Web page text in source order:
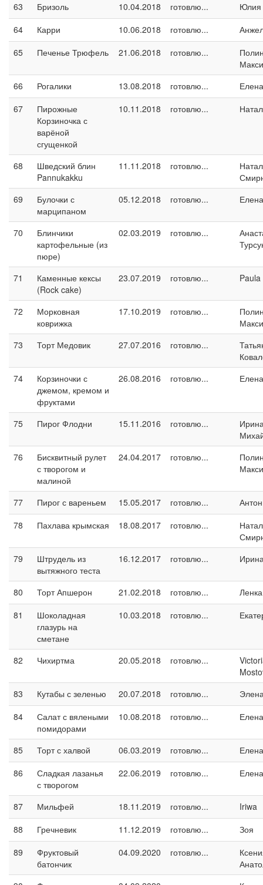
63
Бризоль 10.04.2018 готовлю...
Юлия
64
Карри 10.06.2018 готовлю...
65
Печенье Трюфель 21.06.2018 готовлю...
66
Рогалики 13.08.2018 готовлю...
67
Пирожные
Корзиночка с
варёной
сгущенкой
10.11.2018 готовлю...
68
Шведский блин
Pannukakku
11.11.2018 готовлю...
69
Булочки с
марципаном
05.12.2018 готовлю...
70
Блинчики
картофельные (из
пюре)
02.03.2019 готовлю...
71
Каменные кексы
(Rock cake)
23.07.2019 готовлю... Paula
72
Морковная
коврижка
17.10.2019 готовлю...
73
Торт Медовик 27.07.2016 готовлю...
74
Корзиночки с
джемом, кремом и
фруктами
26.08.2016 готовлю... Елена
75 Пирог Флодни 15.11.2016 готовлю...
76
Бисквитный рулет
с творогом и
малиной
24.04.2017 готовлю...
77 Пирог с вареньем 15.05.2017 готовлю...
78
Пахлава крымская 18.08.2017 готовлю...
79
Штрудель из
вытяжного теста
16.12.2017 готовлю...
80 Торт Апшерон 21.02.2018 готовлю...
81
Шоколадная
глазурь на
сметане
10.03.2018 готовлю...
82 Чихиртма 20.05.2018 готовлю...
83
Кутабы с зеленью 20.07.2018 готовлю...
84
Салат с вялеными
помидорами
10.08.2018 готовлю...
85 Торт с халвой 06.03.2019 готовлю...
Елена
86
Сладкая лазанья
с творогом
22.06.2019 готовлю...
87 Мильфей 18.11.2019 готовлю...
Iriwa
88
Гречневик 11.12.2019 готовлю...
Зоя
89
Фруктовый
батончик
04.09.2020 готовлю...